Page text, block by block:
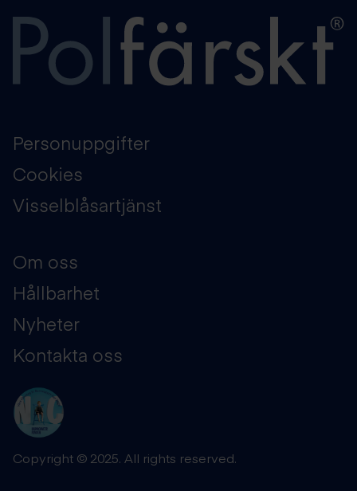
Personuppgifter
Cookies
Visselblåsartjänst
Om oss
Hållbarhet
Nyheter
Kontakta oss
Copyright © 2025. All rights reserved.